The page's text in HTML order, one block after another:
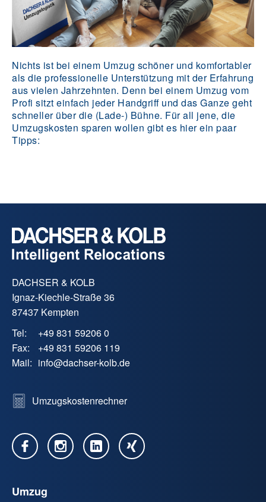
Nichts ist bei einem Umzug schöner und komfortabler
als die professionelle Unterstützung mit der Erfahrung
aus vielen Jahrzehnten. Denn bei einem Umzug vom
Profi sitzt einfach jeder Handgriff und das Ganze geht
schneller über die (Lade-) Bühne. Für all jene, die
Umzugskosten sparen wollen gibt es hier ein paar
Tipps:
DACHSER & KOLB
Ignaz-Kiechle-Straße 36
87437 Kempten
Tel:
+49 831 59206 0
Fax:
+49 831 59206 119
Mail: info@dachser-kolb.de
Umzugskostenrechner
Umzug